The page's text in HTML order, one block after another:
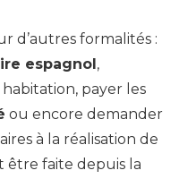
d’autres formalités :
espagnol,
payer les
ou encore demander
à la réalisation de
être faite depuis la